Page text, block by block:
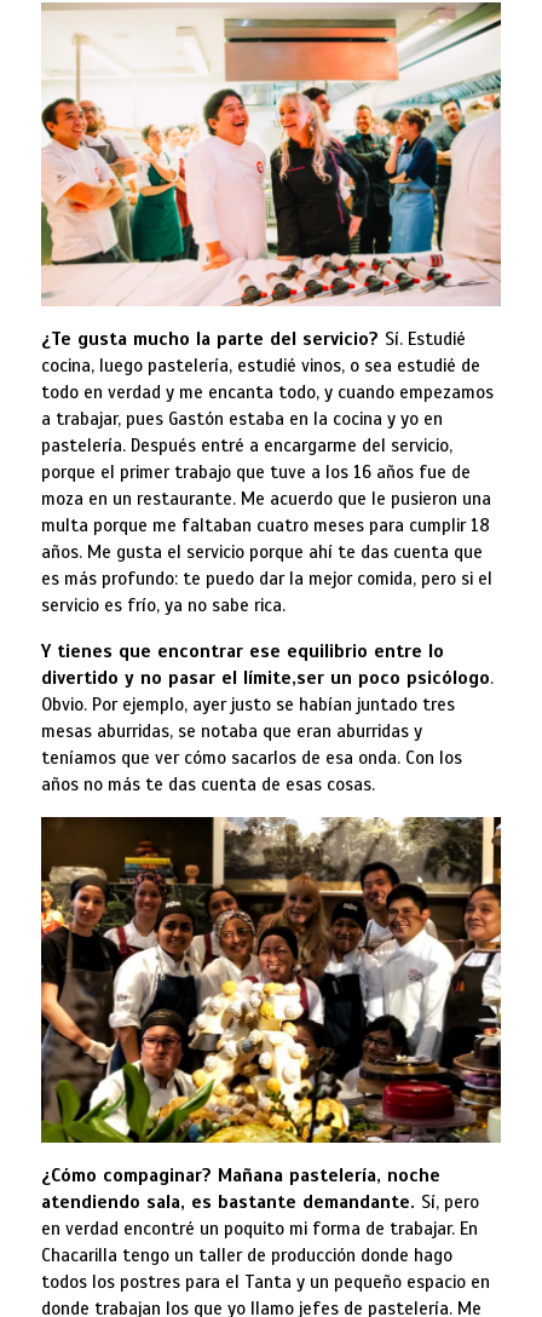
¿Te gusta mucho la parte del servicio? Sí. Estudié
cocina, luego pastelería, estudié vinos, o sea estudié de
todo en verdad y me encanta todo, y cuando empezamos
a trabajar, pues Gastón estaba en la cocina y yo en
pastelería. Después entré a encargarme del servicio,
porque el primer trabajo que tuve a los 16 años fue de
moza en un restaurante. Me acuerdo que le pusieron una
multa porque me faltaban cuatro meses para cumplir 18
años. Me gusta el servicio porque ahí te das cuenta que
es más profundo: te puedo dar la mejor comida, pero si el
servicio es frío, ya no sabe rica.
Y tienes que encontrar ese equilibrio entre lo
divertido y no pasar el límite,ser un poco psicólogo.
Obvio. Por ejemplo, ayer justo se habían juntado tres
mesas aburridas, se notaba que eran aburridas y
teníamos que ver cómo sacarlos de esa onda. Con los
años no más te das cuenta de esas cosas.
¿Cómo compaginar? Mañana pastelería, noche
atendiendo sala, es bastante demandante. Sí, pero
en verdad encontré un poquito mi forma de trabajar. En
Chacarilla tengo un taller de producción donde hago
todos los postres para el Tanta y un pequeño espacio en
donde trabajan los que yo llamo jefes de pastelería. Me